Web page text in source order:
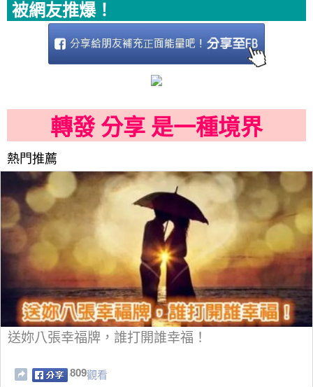
被網友推爆！
轉發 分享 是一種境界
熱門推薦
送妳八張幸福牌，誰打開誰幸福！
809觀看